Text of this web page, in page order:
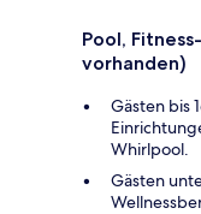
Pool,
vorhanden)
Gästen bis
Whirlpool.
Gästen